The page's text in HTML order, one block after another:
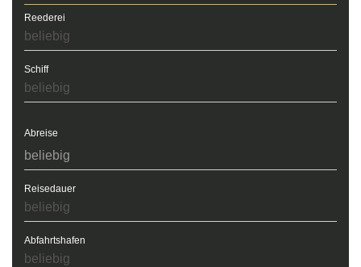
Reederei
Schiff
Abreise
Reisedauer
Abfahrtshafen